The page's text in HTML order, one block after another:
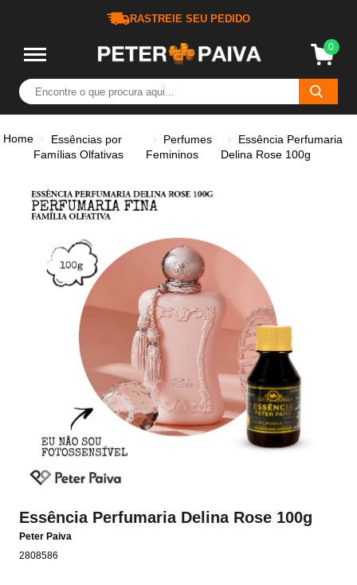
RASTREIE SEU PEDIDO
0
Home
Essências por
Famílias Olfativas
Perfumes
Femininos
Essência Perfumaria
Delina Rose 100g
Essência Perfumaria Delina Rose 100g
Peter Paiva
2808586